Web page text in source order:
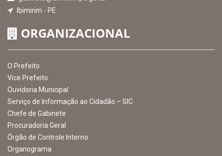
INSTITUCIONAL
Atendimento: 07:00hs às 13:00hs
gabinete@ibimirim.pe.gov.br
Ibimirim - PE
ORGANIZACIONAL